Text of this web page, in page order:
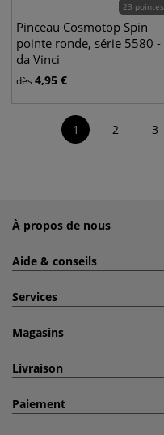
23 pointes
Pinceau Cosmotop Spin
pointe ronde, série 5580 -
da Vinci
dès 4,95 €
1 2 3
À propos de nous
Aide & conseils
Services
Magasins
Livraison
Paiement